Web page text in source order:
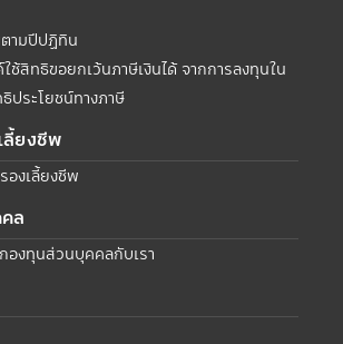
ตามปีปฏิทิน
ช้สิทธิขอยกเว้นภาษีเงินได้ จากการลงทุนใน
ประโยชน์ทางภาษี
ลี้ยงชีพ
องเลี้ยงชีพ
ล
องทุนส่วนบุคคลกับเรา